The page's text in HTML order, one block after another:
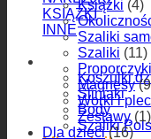
KSIĄŻKI
INNE
Dla dzieci
Koszulki
Śliniaki
Body
Szaliki
Książki (4)
Szaliki
Szaliki (11)
Proporczyki
Magnesy
Worki i
Zestawy (1)
Dla dzieci (16)